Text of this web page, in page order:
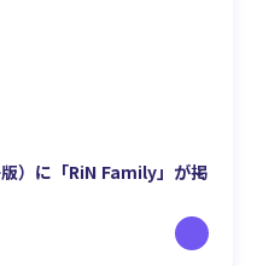
）に「RiN Family」が掲